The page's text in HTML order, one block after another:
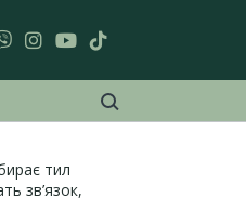
тил
зв’язок,